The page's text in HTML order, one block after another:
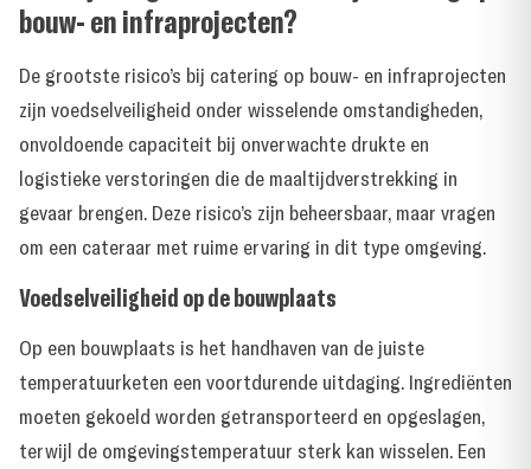
bouw- en infraprojecten?
De grootste risico’s bij catering op bouw- en infraprojecten
zijn voedselveiligheid onder wisselende omstandigheden,
onvoldoende capaciteit bij onverwachte drukte en
logistieke verstoringen die de maaltijdverstrekking in
gevaar brengen. Deze risico’s zijn beheersbaar, maar vragen
om een cateraar met ruime ervaring in dit type omgeving.
Voedselveiligheid op de bouwplaats
Op een bouwplaats is het handhaven van de juiste
temperatuurketen een voortdurende uitdaging. Ingrediënten
moeten gekoeld worden getransporteerd en opgeslagen,
terwijl de omgevingstemperatuur sterk kan wisselen. Een